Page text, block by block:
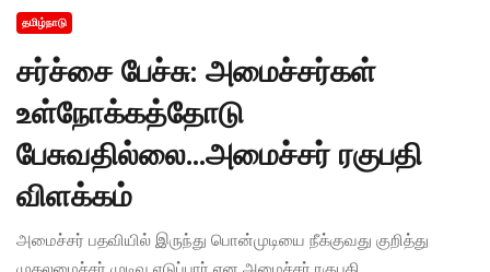
தமிழ்நாடு
சர்ச்சை பேச்சு: அமைச்சர்கள்
உள்நோக்கத்தோடு
பேசுவதில்லை...அமைச்சர் ரகுபதி
விளக்கம்
அமைச்சர் பதவியில் இருந்து பொன்முடியை நீக்குவது குறித்து